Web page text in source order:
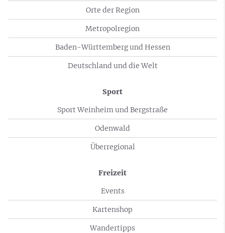
Orte der Region
Metropolregion
Baden-Württemberg und Hessen
Deutschland und die Welt
Sport
Sport Weinheim und Bergstraße
Odenwald
Überregional
Freizeit
Events
Kartenshop
Wandertipps